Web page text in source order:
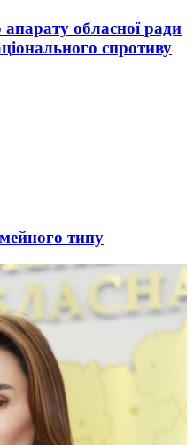
обласної ради
спротиву
типу